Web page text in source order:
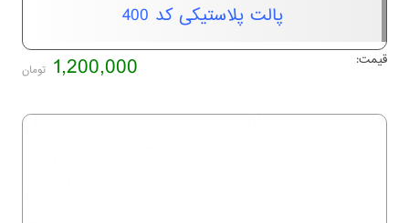
پالت پلاستیکی کد 400
قیمت: 1,200,000 تومان